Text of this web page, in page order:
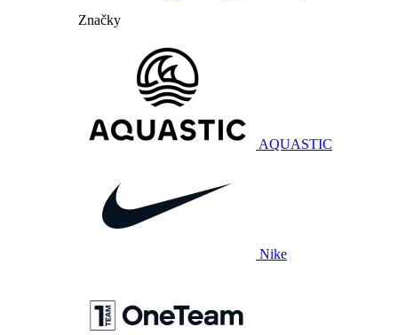
Značky
AQUASTIC
Nike